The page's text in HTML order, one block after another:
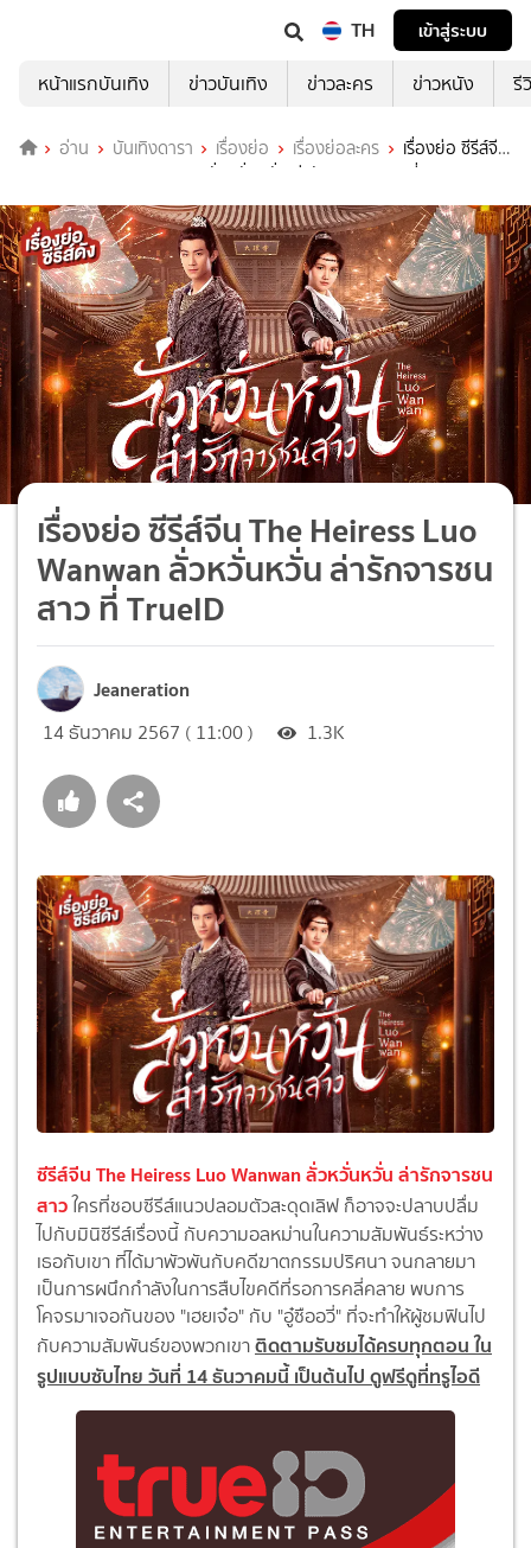
TH
เข้าสู่ระบบ
หน้าแรกบันเทิง
ข่าวบันเทิง ข่าวละคร ข่าวหนัง รี
อ่าน บันเทิงดารา เรื่องย่อ เรื่องย่อละคร
เรื่องย่อ ซีรีส์จีน
The Heiress Luo Wanwan ลั่วหวั่นหวั่น ล่ารักจารชนสาว ที่ TrueID
เรื่องย่อ ซีรีส์จีน The Heiress Luo
Wanwan ลั่วหวั่นหวั่น ล่ารักจารชน
สาว ที่ TrueID
Jeaneration
14 ธันวาคม 2567 ( 11:00 ) 1.3K
ซีรีส์จีน The Heiress Luo Wanwan ลั่วหวั่นหวั่น ล่ารักจารชน
สาวใครที่ชอบซีรีส์แนวปลอมตัวสะดุดเลิฟ ก็อาจจะปลาบปลื่ม
ไปกับมินิซีรีส์เรื่องนี้ กับความอลหม่านในความสัมพันธ์ระหว่าง
เธอกับเขา ที่ได้มาพัวพันกับคดีฆาตกรรมปริศนา จนกลายมา
เป็นการผนึกกำลังในการสืบไขคดีที่รอการคลี่คลาย พบการ
โคจรมาเจอกันของ "เฮยเจ๋อ" กับ "อู๋ซืออวี่" ที่จะทำให้ผู้ชมฟินไป
กับความสัมพันธ์ของพวกเขาติดตามรับชมได้ครบทุกตอน ใน
รูปแบบซับไทย วันที่ 14 ธันวาคมนี้ เป็นต้นไป ดูฟรีดูที่ทรูไอดี